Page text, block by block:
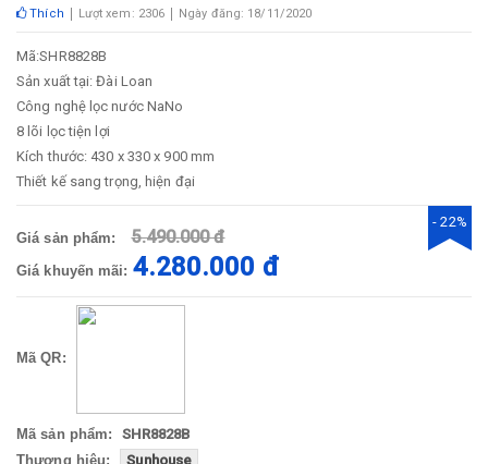
Thích Lượt xem: 2306 Ngày đăng: 18/11/2020
Mã:SHR8828B
Sản xuất tại: Đài Loan
Công nghệ lọc nước NaNo
8 lõi lọc tiện lợi
Kích thước: 430 x 330 x 900 mm
Thiết kế sang trọng, hiện đại
Giá sản phẩm: 5.490.000 đ
Giá khuyến mãi: 4.280.000 đ
- 22%
Mã QR:
Mã sản phẩm:
SHR8828B
Thương hiệu:
Sunhouse